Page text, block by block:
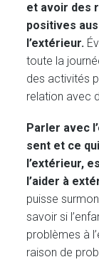
et avoir des
positives
l’extérieur.
toute la
des activités
relation avec
Parler avec
sent et ce
l’extérieur,
l’aider à
puisse
savoir si
problèmes à
raison de